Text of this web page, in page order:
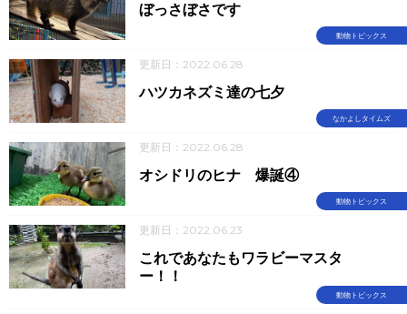
動物トピックス
ぼっさぼさです
更新日：2022.06.28
なかよしタイムズ
ハツカネズミ達の七夕
更新日：2022.06.28
動物トピックス
オシドリのヒナ 爆誕④
更新日：2022.06.23
動物トピックス
これであなたもワラビーマスタ
ー！！